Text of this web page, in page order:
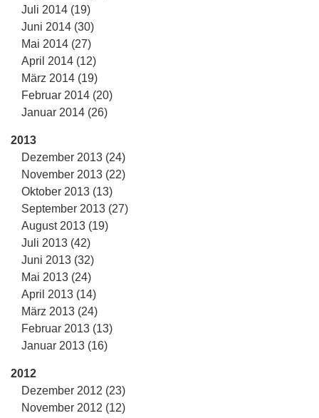
Juli 2014 (19)
Juni 2014 (30)
Mai 2014 (27)
April 2014 (12)
März 2014 (19)
Februar 2014 (20)
Januar 2014 (26)
2013
Dezember 2013 (24)
November 2013 (22)
Oktober 2013 (13)
September 2013 (27)
August 2013 (19)
Juli 2013 (42)
Juni 2013 (32)
Mai 2013 (24)
April 2013 (14)
März 2013 (24)
Februar 2013 (13)
Januar 2013 (16)
2012
Dezember 2012 (23)
November 2012 (12)